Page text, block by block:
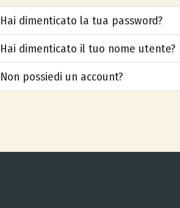
Hai dimenticato la tua password?
Hai dimenticato il tuo nome utente?
Non possiedi un account?